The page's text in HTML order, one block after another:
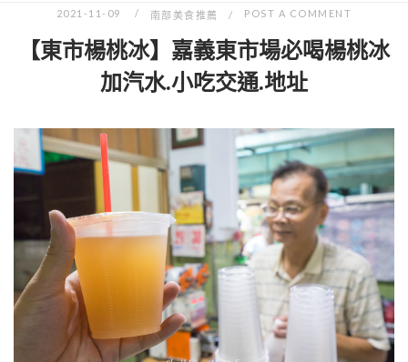
2021-11-09 南部美食推薦 POST A COMMENT
【東市楊桃冰】嘉義東市場必喝楊桃冰
加汽水.小吃交通.地址